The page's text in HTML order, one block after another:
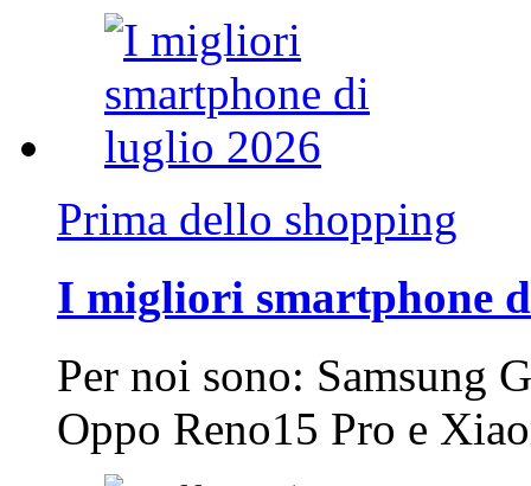
Prima dello shopping
I migliori smartphone
Per noi sono: Samsung
Oppo Reno15 Pro e